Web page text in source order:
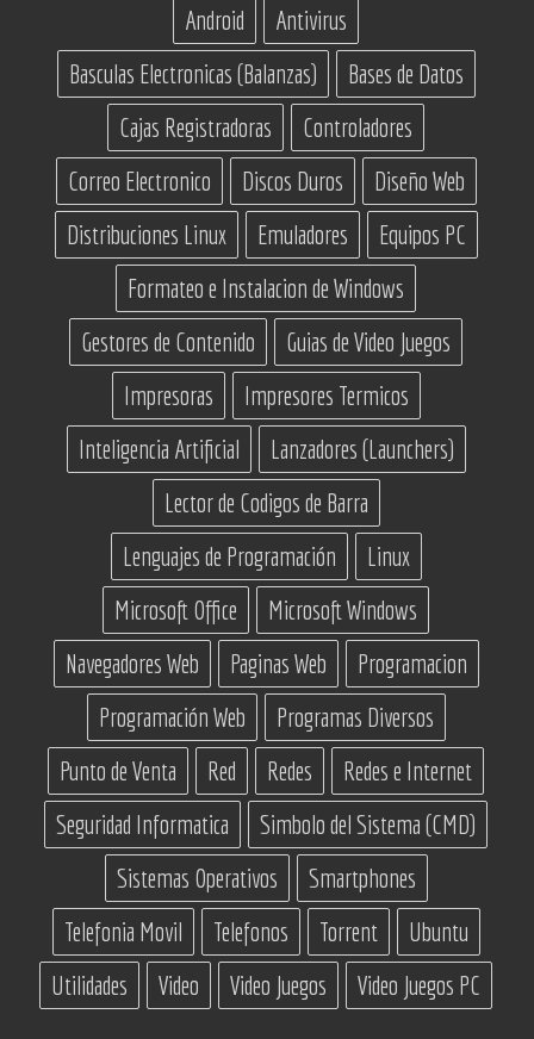
Android
Antivirus
Basculas Electronicas (Balanzas)
Bases de Datos
Cajas Registradoras
Controladores
Correo Electronico
Discos Duros
Diseño Web
Distribuciones Linux
Emuladores
Equipos PC
Formateo e Instalacion de Windows
Gestores de Contenido
Guias de Video Juegos
Impresoras
Impresores Termicos
Inteligencia Artificial
Lanzadores (Launchers)
Lector de Codigos de Barra
Lenguajes de Programación
Linux
Microsoft Office
Microsoft Windows
Navegadores Web
Paginas Web
Programacion
Programación Web
Programas Diversos
Punto de Venta
Red Redes
Redes e Internet
Seguridad Informatica
Simbolo del Sistema (CMD)
Sistemas Operativos
Smartphones
Telefonia Movil
Telefonos Torrent
Ubuntu
Utilidades
Video Video Juegos Video Juegos PC